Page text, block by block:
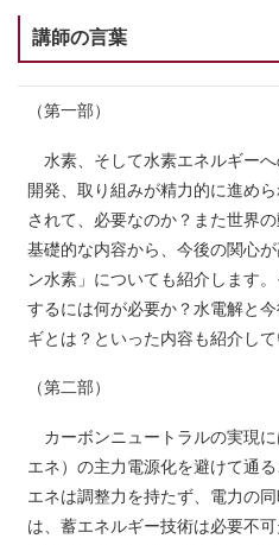
講師の言葉
（第一部）
水素、そして水素エネルギー
開発、取り組みが精力的に進め
されて、必要なのか？また世界
基礎的な内容から、今後の関心
ン水素」についても紹介します
するには何が必要か？水電解と
ギとは？といった内容も紹介して
（第二部）
カーボンニュートラルの実現
エネ）の主力電源化を避けて通
エネは調整力を持たず、電力の
は、蓄エネルギー技術は必要不